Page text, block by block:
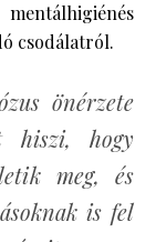
csodálatról.
önérzete
hiszi, hogy
meg, és
is fel